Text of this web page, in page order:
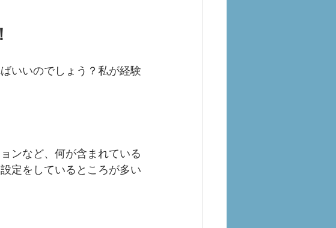
いいのでしょう？私が経験
ンなど、何が含まれている
定をしているところが多い